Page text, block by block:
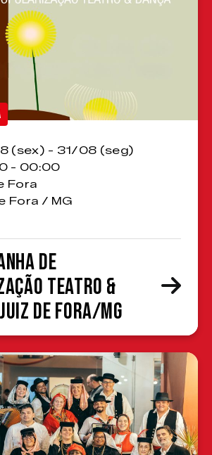
(sex) - 31/08 (seg)
- 00:00
Fora
Fora / MG
de
Teatro &
de Fora/MG